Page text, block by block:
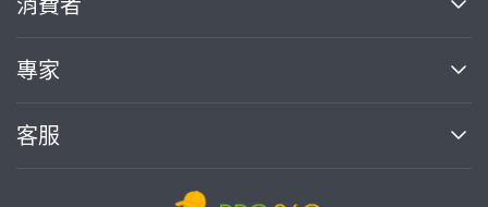
部落格
加入我們
買服務
熱門服務
專家
案件中心
客服